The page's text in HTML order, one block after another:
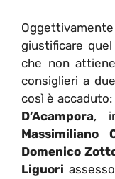
giustificare
che non
consiglieri a
così è
D’Acampora,
Massimiliano
Domenico
Liguori